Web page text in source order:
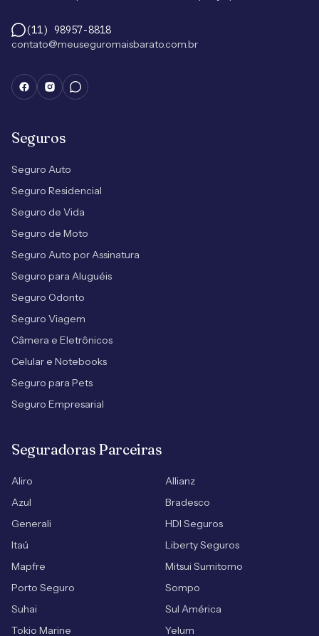
(11) 98957-8818
contato@meuseguromaisbarato.com.br
Seguros
Seguro Auto
Seguro Residencial
Seguro de Vida
Seguro de Moto
Seguro Auto por Assinatura
Seguro para Aluguéis
Seguro Odonto
Seguro Viagem
Câmera e Eletrônicos
Celular e Notebooks
Seguro para Pets
Seguro Empresarial
Seguradoras Parceiras
Aliro
Allianz
Azul
Bradesco
Generali
HDI Seguros
Itaú
Liberty Seguros
Mapfre
Mitsui Sumitomo
Porto Seguro
Sompo
Suhai
Sul América
Tokio Marine
Yelum